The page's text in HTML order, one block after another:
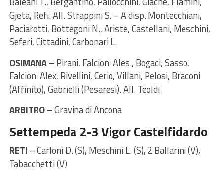
Gjeta, Refi. All. Strappini S. – A disp. Montecchiani,
Paciarotti, Bottegoni N., Ariste, Castellani, Meschini,
Seferi, Cittadini, Carbonari L.
OSIMANA– Pirani, Falcioni Ales., Bogaci, Sasso,
Falcioni Alex, Rivellini, Cerio, Villani, Pelosi, Braconi
(Affinito), Gabrielli (Pesaresi). All. Teoldi
ARBITRO– Gravina di Ancona
Settempeda 2-3 Vigor Castelfidardo
RETI – Carloni D. (S), Meschini L. (S), 2 Ballarini (V),
Tabacchetti (V)